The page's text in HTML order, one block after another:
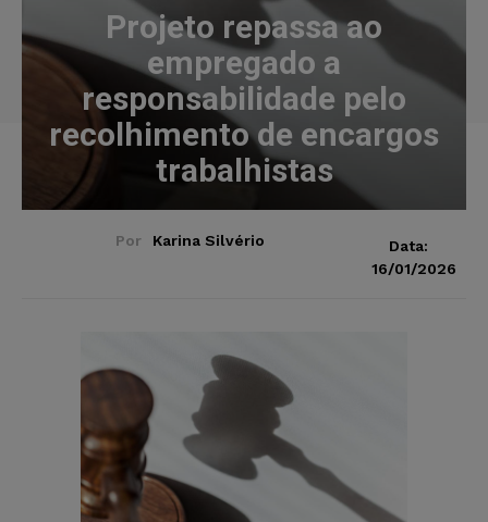
Projeto repassa ao
empregado a
responsabilidade pelo
recolhimento de encargos
trabalhistas
Por Karina Silvério
Data:
16/01/2026